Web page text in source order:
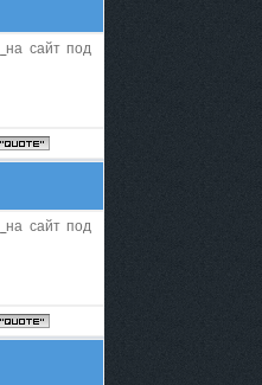
на сайт под
на сайт под